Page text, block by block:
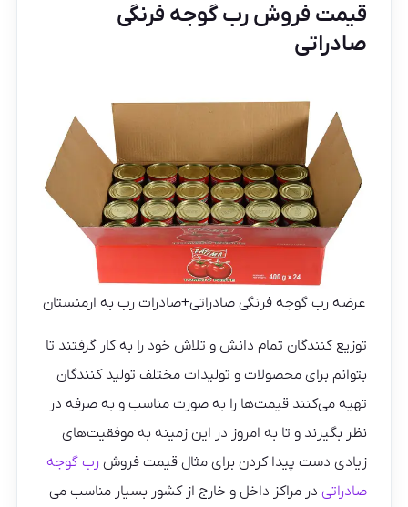
قیمت فروش رب گوجه فرنگی
صادراتی
عرضه رب گوجه فرنگی صادراتی+صادرات رب به ارمنستان
توزیع کنندگان تمام دانش و تلاش خود را به کار گرفتند تا
بتوانم برای محصولات و تولیدات مختلف تولید کنندگان
تهیه می‌کنند قیمت‌ها را به صورت مناسب و به صرفه در
نظر بگیرند و تا به امروز در این زمینه به موفقیت‌های
زیادی دست پیدا کردن برای مثال قیمت فروش رب گوجه
صادراتی در مراکز داخل و خارج از کشور بسیار مناسب می